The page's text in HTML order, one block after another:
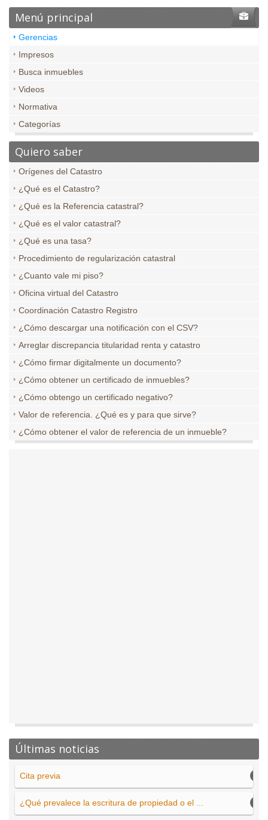
Menú principal
Gerencias
Impresos
Busca inmuebles
Videos
Normativa
Categorías
Quiero saber
Orígenes del Catastro
¿Qué es el Catastro?
¿Qué es la Referencia catastral?
¿Qué es el valor catastral?
¿Qué es una tasa?
Procedimiento de regularización catastral
¿Cuanto vale mi piso?
Oficina virtual del Catastro
Coordinación Catastro Registro
¿Cómo descargar una notificación con el CSV?
Arreglar discrepancia titularidad renta y catastro
¿Cómo firmar digitalmente un documento?
¿Cómo obtener un certificado de inmuebles?
¿Cómo obtengo un certificado negativo?
Valor de referencia. ¿Qué es y para que sirve?
¿Cómo obtener el valor de referencia de un inmueble?
Últimas noticias
Cita previa
¿Qué prevalece la escritura de propiedad o el ...